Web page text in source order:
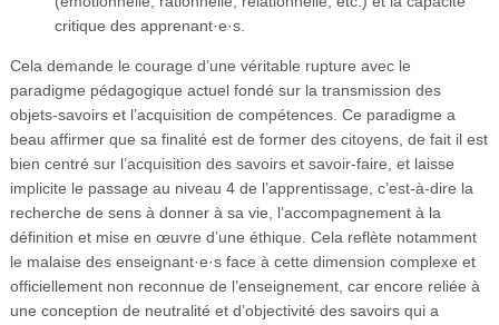
critique des apprenant·e·s.
Cela demande le courage d’une véritable rupture avec le
paradigme pédagogique actuel fondé sur la transmission des
objets-savoirs et l’acquisition de compétences. Ce paradigme a
beau affirmer que sa finalité est de former des citoyens, de fait il est
bien centré sur l’acquisition des savoirs et savoir-faire, et laisse
implicite le passage au niveau 4 de l’apprentissage, c’est-à-dire la
recherche de sens à donner à sa vie, l’accompagnement à la
définition et mise en œuvre d’une éthique. Cela reflète notamment
le malaise des enseignant·e·s face à cette dimension complexe et
officiellement non reconnue de l’enseignement, car encore reliée à
une conception de neutralité et d’objectivité des savoirs qui a